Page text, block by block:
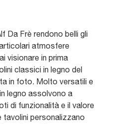
Da Frè rendono belli gli
atmosfere
visionare in prima
classici in legno del
in foto. Molto versatili e
legno assolvono a
di funzionalità e il valore
personalizzano